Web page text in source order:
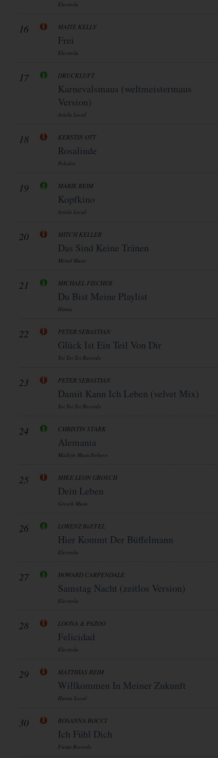
Electrola
16 MAITE KELLY
Frei
Electrola
17 DRUCKLUFT
Karnevalsmaus (weltmeistermaus
Version)
Ariola Local
18 KERSTIN OTT
Rosalinde
Polydor
19 MARIE REIM
Kopfkino
Ariola Local
20 MITCH KELLER
Das Sind Keine Tränen
Meisel Music
21 MICHAEL FISCHER
Du Bist Meine Playlist
Hitmix
22 PETER SEBASTIAN
Glück Ist Ein Teil Von Dir
Toi Toi Toi Records
23 PETER SEBASTIAN
Damit Kann Ich Leben (velvet Mix)
Toi Toi Toi Records
24 CHRISTIN STARK
Alemania
Madizin Music/believe
25 MIKE LEON GROSCH
Dein Leben
Grosch Music
26 LORENZ BüFFEL
Hier Kommt Der Büffelmann
Electrola
27 HOWARD CARPENDALE
Samstag Nacht (zeitlos Version)
Electrola
28 LOONA & PAZOO
Felicidad
Electrola
29 MATTHIAS REIM
Willkommen In Meiner Zukunft
Hansa Local
30 ROSANNA ROCCI
Ich Fühl Dich
Fiesta Records